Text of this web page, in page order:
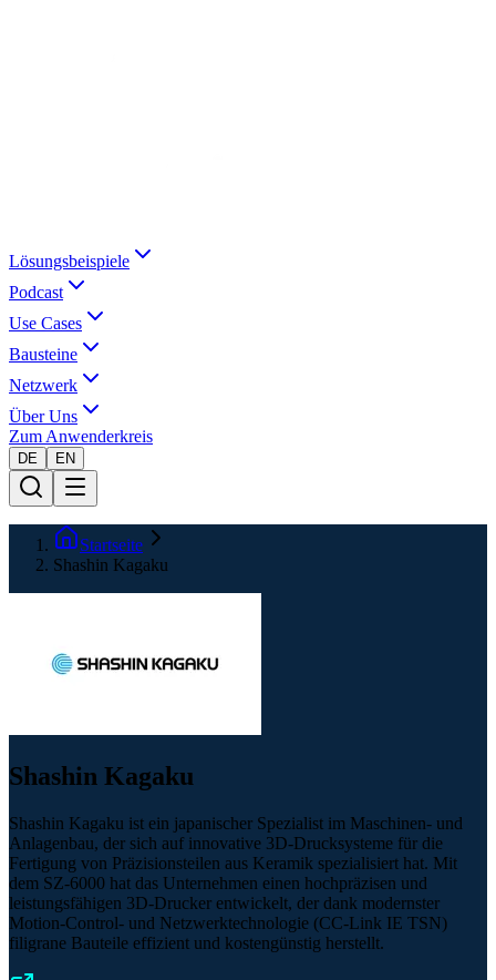
Lösungsbeispiele
Podcast
Use Cases
Bausteine
Netzwerk
Über Uns
Zum Anwenderkreis
DE EN
Startseite
Shashin Kagaku
Shashin Kagaku
Shashin Kagaku ist ein japanischer Spezialist im Maschinen- und
Anlagenbau, der sich auf innovative 3D-Drucksysteme für die
Fertigung von Präzisionsteilen aus Keramik spezialisiert hat. Mit
dem SZ-6000 hat das Unternehmen einen hochpräzisen und
leistungsfähigen 3D-Drucker entwickelt, der dank modernster
Motion-Control- und Netzwerktechnologie (CC-Link IE TSN)
filigrane Bauteile effizient und kostengünstig herstellt.